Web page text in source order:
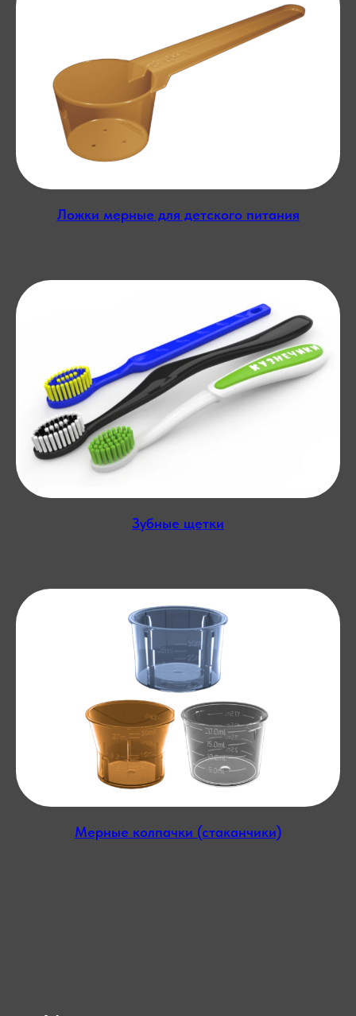
Ложки мерные для детского питания
Зубные щетки
Мерные колпачки (стаканчики)